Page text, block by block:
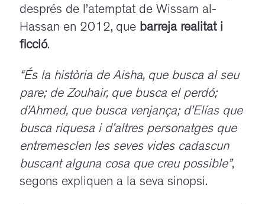
després de l’atemptat de Wissam al-
Hassan en 2012, que barreja realitat i
ficció.
“És la història de Aisha, que busca al seu
pare; de Zouhair, que busca el perdó;
d’Ahmed, que busca venjança; d’Elías que
busca riquesa i d’altres personatges que
entremesclen les seves vides cadascun
buscant alguna cosa que creu possible”,
segons expliquen a la seva sinopsi.